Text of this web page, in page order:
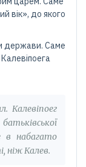
вік», до якого
держави. Саме
Калевіпоег
в набагато
ніж Калев.